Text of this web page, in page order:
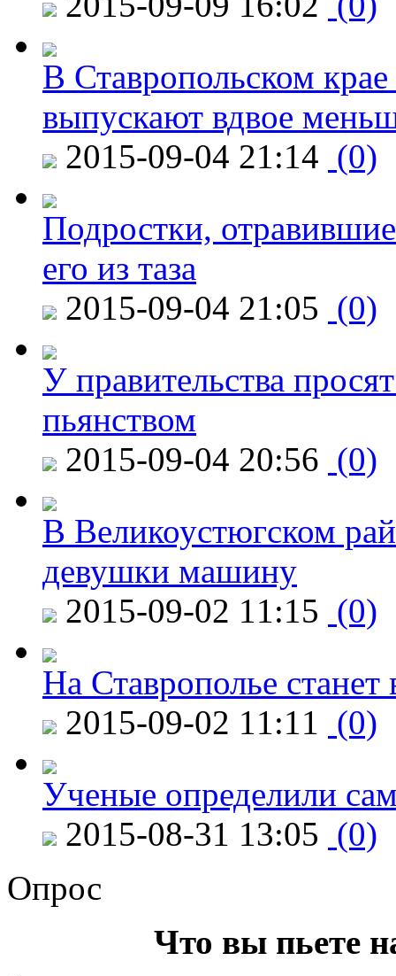
В Ставропольском
выпускают вдвое
2015-09-04 21:14 (0)
Подростки,
его из таза
2015-09-04 21:05 (0)
У правительства
пьянством
2015-09-04 20:56 (0)
В Великоустюгском
девушки машину
2015-09-02 11:15 (0)
На Ставрополье
2015-09-02 11:11 (0)
Ученые определили
2015-08-31 13:05 (0)
Опрос
Что вы пьете